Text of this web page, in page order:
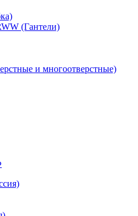
(Гантели)
и многоотверстные)